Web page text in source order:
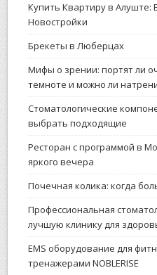
Купить Квартиру в Алуште:
Новостройки
Брекеты в Люберцах
Мифы о зрении: портят ли
темноте и можно ли
Стоматологические
выбрать подходящие
Ресторан с программой в
яркого вечера
Почечная колика: когда
Профессиональная
лучшую клинику для
EMS оборудование для
тренажерами NOBLERISE